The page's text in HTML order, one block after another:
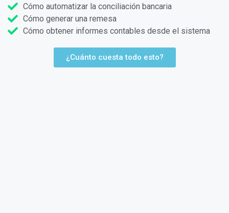
Cómo automatizar la conciliación bancaria
Cómo generar una remesa
Cómo obtener informes contables desde el sistema
¿Cuánto cuesta todo esto?